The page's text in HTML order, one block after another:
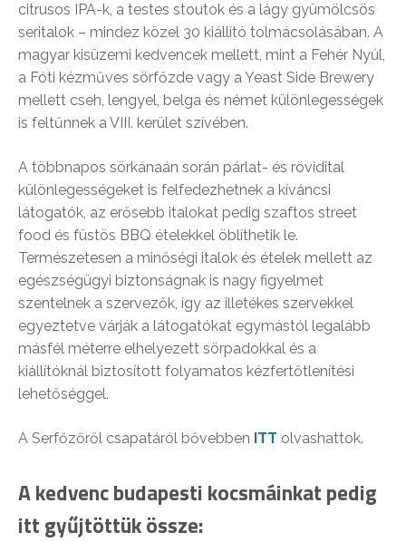
citrusos IPA-k, a testes stoutok és a lágy gyümölcsös
seritalok – mindez közel 30 kiállító tolmácsolásában. A
magyar kisüzemi kedvencek mellett, mint a Fehér Nyúl,
a Fóti kézműves sörfőzde vagy a Yeast Side Brewery
mellett cseh, lengyel, belga és német különlegességek
is feltűnnek a VIII. kerület szívében.
A többnapos sörkánaán során párlat- és rövidital
különlegességeket is felfedezhetnek a kíváncsi
látogatók, az erősebb italokat pedig szaftos street
food és füstös BBQ ételekkel öblíthetik le.
Természetesen a minőségi italok és ételek mellett az
egészségügyi biztonságnak is nagy figyelmet
szentelnek a szervezők, így az illetékes szervekkel
egyeztetve várják a látogatókat egymástól legalább
másfél méterre elhelyezett sörpadokkal és a
kiállítóknál biztosított folyamatos kézfertőtlenítési
lehetőséggel.
A Serfőzőről csapatáról bővebben ITT olvashattok.
A kedvenc budapesti kocsmáinkat pedig
itt gyűjtöttük össze: